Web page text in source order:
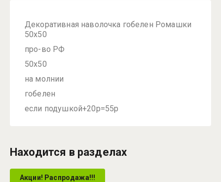
Декоративная наволочка гобелен Ромашки
50х50
про-во РФ
50х50
на молнии
гобелен
если подушкой+20р=55р
Находится в разделах
Акции! Распродажа!!!